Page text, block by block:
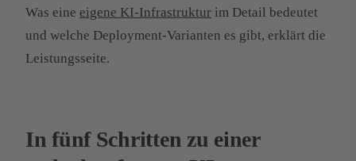
Was eine eigene KI-Infrastruktur im Detail bedeutet
und welche Deployment-Varianten es gibt, erklärt die
Leistungsseite.
In fünf Schritten zu einer